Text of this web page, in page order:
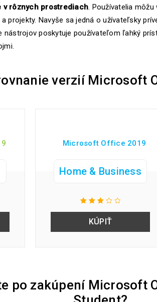
rôznych prostrediach. Používatelia
projekty. Navyše sa jedná o užívateľsky
nástrojov poskytuje používateľom ľahký
verzií Microsoft
Microsoft Office 2019
Home & Business
KÚPIŤ
po zakúpení Microsoft